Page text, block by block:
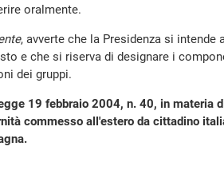
oralmente.
, avverte che la Presidenza si intende
e che si riserva di designare i
dei gruppi.
19 febbraio 2004, n. 40, in materia
commesso all'estero da cittadino